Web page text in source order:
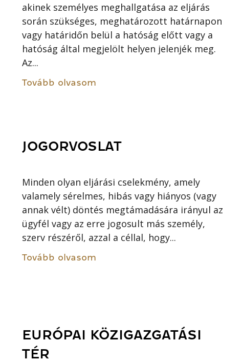
akinek személyes meghallgatása az eljárás
során szükséges, meghatározott határnapon
vagy határidőn belül a hatóság előtt vagy a
hatóság által megjelölt helyen jelenjék meg.
Az...
Tovább olvasom
JOGORVOSLAT
Minden olyan eljárási cselekmény, amely
valamely sérelmes, hibás vagy hiányos (vagy
annak vélt) döntés megtámadására irányul az
ügyfél vagy az erre jogosult más személy,
szerv részéről, azzal a céllal, hogy...
Tovább olvasom
EURÓPAI KÖZIGAZGATÁSI
TÉR